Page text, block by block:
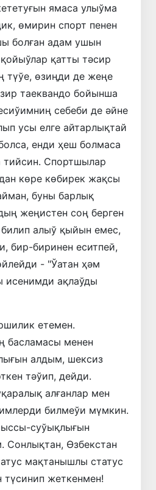
ямаса улыўма
өмирин спорт пенен
болған адам ушын
қатты тәсир
түўе, өзиңди де жеңе
таеквандо бойынша
себеби де әйне
усы елге айтарлықтай
енди ҳеш болмаса
тийсин. Спортшылар
көре көбирек жақсы
буны барлық
жеңистен соң берген
алыў қыйын емес,
бир-биринен еситпей,
- "Ўатан ҳәм
исенимди ақлаўды
етемен.
басламасы менен
алдым, шексиз
тәўип, дейди.
алғанлар мен
билмеўи мүмкин.
суўықлығын
Сонлықтан, Өзбекстан
мақтанышлы статус
түсинип жеткенмен!